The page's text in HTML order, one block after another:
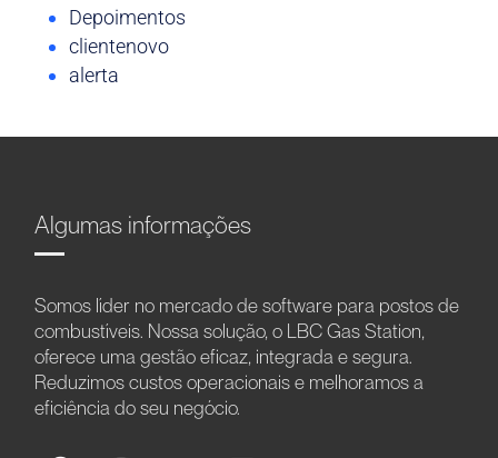
Depoimentos
clientenovo
alerta
Algumas informações
Somos líder no mercado de software para postos de
combustíveis. Nossa solução, o LBC Gas Station,
oferece uma gestão eficaz, integrada e segura.
Reduzimos custos operacionais e melhoramos a
eficiência do seu negócio.